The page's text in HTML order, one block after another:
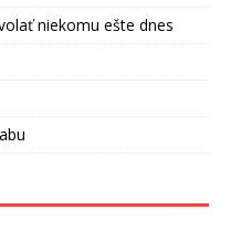
niekomu ešte dnes